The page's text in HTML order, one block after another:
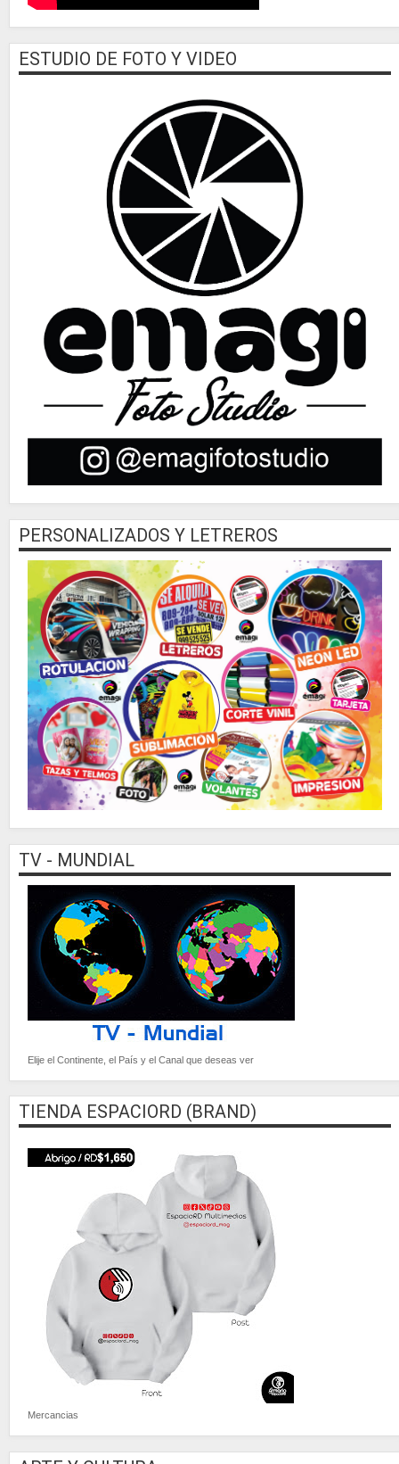
ESTUDIO DE FOTO Y VIDEO
PERSONALIZADOS Y LETREROS
TV - MUNDIAL
Elije el Continente, el País y el Canal que deseas ver
TIENDA ESPACIORD (BRAND)
Mercancias